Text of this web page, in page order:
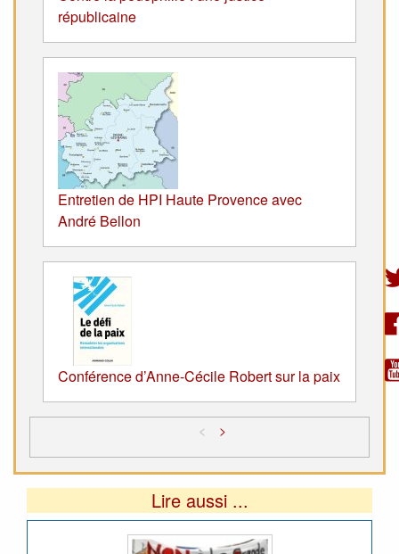
républicaine
Entretien de HPI Haute Provence avec
André Bellon
Conférence d’Anne-Cécile Robert sur la paix
< >
Lire aussi ...